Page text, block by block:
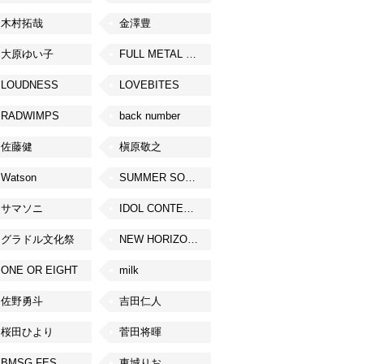
木村拓哉 金澤豊
大原ゆい子 FULL METAL JAPAN 2026
LOUDNESS LOVEBITES
RADWIMPS back number
佐藤健 槇原敬之
Watson SUMMER SONIC
サマソニ IDOL CONTENT EXPO
グラドル文化祭 NEW HORIZON FEST
ONE OR EIGHT milk
佐野勇斗 吉田仁人
桜田ひより 菅田将暉